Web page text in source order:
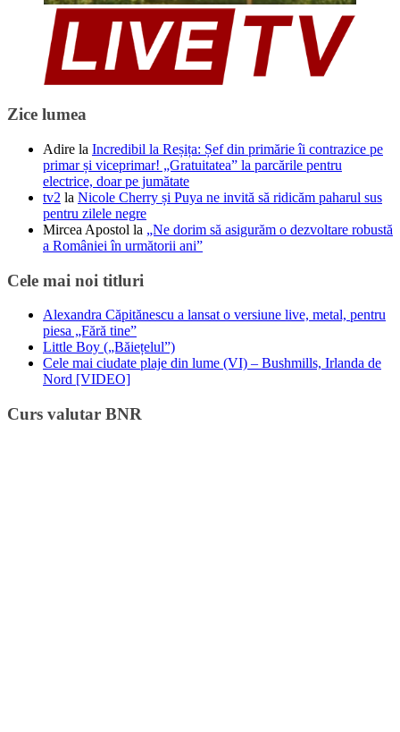
Zice lumea
Adire la Incredibil la Reșița: Șef din primărie îi contrazice pe
primar și viceprimar! „Gratuitatea” la parcările pentru
electrice, doar pe jumătate
tv2 la Nicole Cherry și Puya ne invită să ridicăm paharul sus
pentru zilele negre
Mircea Apostol la „Ne dorim să asigurăm o dezvoltare robustă
a României în următorii ani”
Cele mai noi titluri
Alexandra Căpitănescu a lansat o versiune live, metal, pentru
piesa „Fără tine”
Little Boy („Băiețelul”)
Cele mai ciudate plaje din lume (VI) – Bushmills, Irlanda de
Nord [VIDEO]
Curs valutar BNR